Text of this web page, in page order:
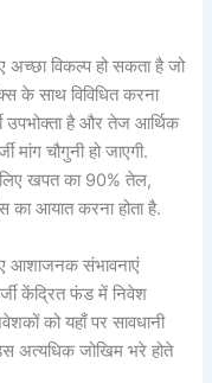
अच्छा विकल्प हो सकता है जो
के साथ विविधित करना
उपभोक्ता है और तेज आर्थिक
चौगुनी हो जाएगी.
खपत का 90% तेल,
आयात करना होता है.
आशाजनक संभावनाएं
केंद्रित फंड में निवेश
को यहाँ पर सावधानी
अत्यधिक जोखिम भरे होते